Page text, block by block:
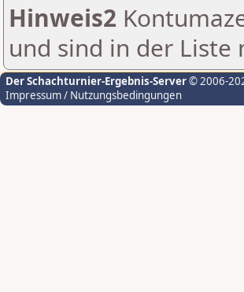
Hinweis2
und sind in der
Der Schachturnier-Ergebnis-Server© 2006-
Impressum / Nutzungsbedingungen